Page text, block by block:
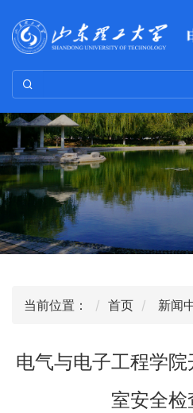
当前位置： 首页 新闻
电气与电子工程学
室安全检